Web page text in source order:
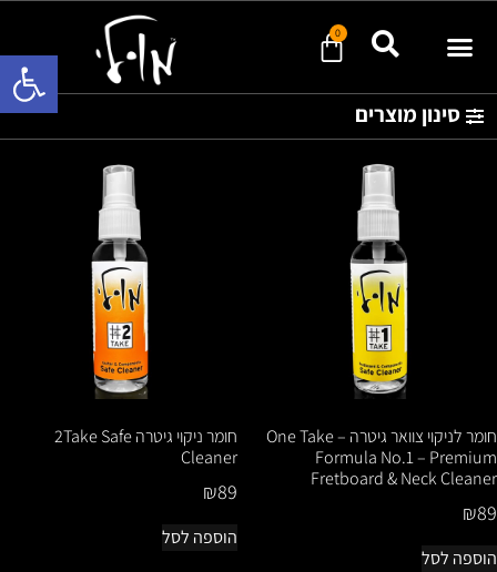
פתח
0
סינון מוצרים
חומר לניקוי צוואר גיטרה – One Take
Formula No.1 – Premium
Fretboard & Neck Cleaner
₪89
הוספה לסל
חומר ניקוי גיטרה 2Take Safe
Cleaner
₪89
הוספה לסל